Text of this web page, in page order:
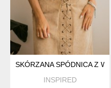
SKÓRZANA SPÓDNICA Z
INSPIRED